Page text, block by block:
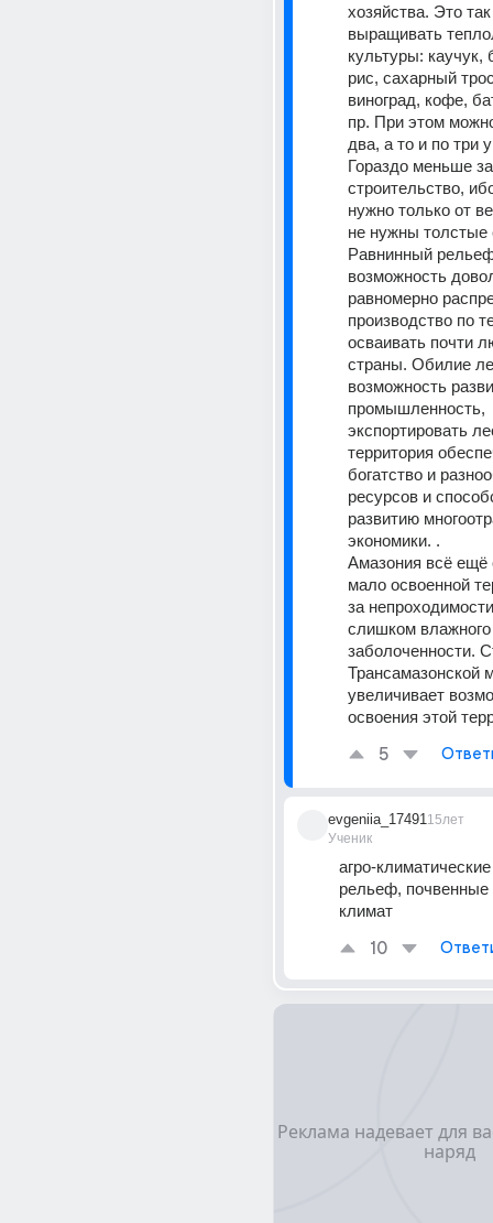
хозяйства. Это
выращивать
культуры:
рис, сахарный
виноград, кофе,
пр. При этом
два, а то и по три
Гораздо меньше
строительство,
нужно только от
не нужны толстые
Равнинный
возможность
равномерно
производство по
осваивать почти
страны. Обилие
возможность
промышленность,
экспортировать
территория
богатство и
ресурсов и
развитию
экономики. .
Амазония всё ещё
мало освоенной
за
слишком
заболоченности.
Трансамазонской
увеличивает
освоения этой
5
evgeniia_17491
Ученик
15лет
агро-
рельеф, почвенные
климат
10